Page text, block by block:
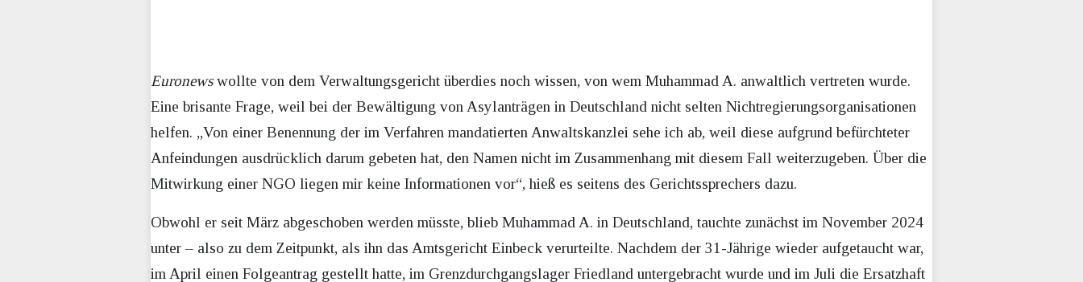
Euronewswollte von dem Verwaltungsgericht überdies noch wissen, von wem Muhammad A. anwaltlich vertreten wurde.
Eine brisante Frage, weil bei der Bewältigung von Asylanträgen in Deutschland nicht selten Nichtregierungsorganisationen
helfen. „Von einer Benennung der im Verfahren mandatierten Anwaltskanzlei sehe ich ab, weil diese aufgrund befürchteter
Anfeindungen ausdrücklich darum gebeten hat, den Namen nicht im Zusammenhang mit diesem Fall weiterzugeben. Über die
Mitwirkung einer NGO liegen mir keine Informationen vor“, hieß es seitens des Gerichtssprechers dazu.
Obwohl er seit März abgeschoben werden müsste, blieb Muhammad A. in Deutschland, tauchte zunächst im November 2024
unter – also zu dem Zeitpunkt, als ihn das Amtsgericht Einbeck verurteilte. Nachdem der 31-Jährige wieder aufgetaucht war,
im April einen Folgeantrag gestellt hatte, im Grenzdurchgangslager Friedland untergebracht wurde und im Juli die Ersatzhaft